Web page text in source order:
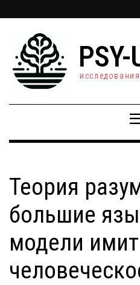
PSY-
☰
Теория
большие
модели